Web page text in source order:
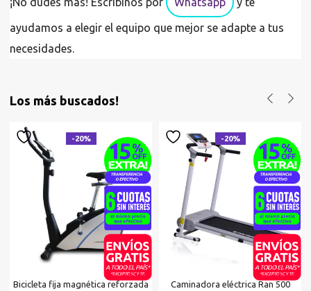
ayudamos a elegir el equipo que mejor se adapte a tus
necesidades.
Los más buscados!
-20%
Bicicleta fija magnética reforzada
-20%
Caminadora eléctrica Ran 500